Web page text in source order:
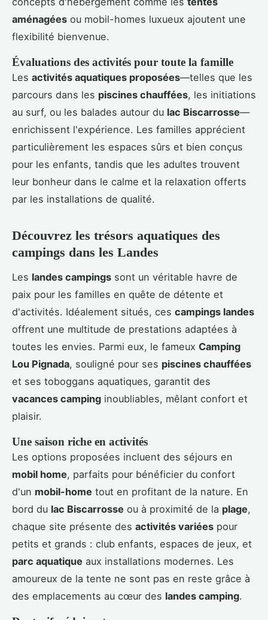
aménagées ou mobil-homes luxueux ajoutent une
flexibilité bienvenue.
Évaluations des activités pour toute la famille
Les activités aquatiques proposées—telles que les
parcours dans les piscines chauffées, les initiations
au surf, ou les balades autour du lac Biscarrosse—
enrichissent l'expérience. Les familles apprécient
particulièrement les espaces sûrs et bien conçus
pour les enfants, tandis que les adultes trouvent
leur bonheur dans le calme et la relaxation offerts
par les installations de qualité.
Découvrez les trésors aquatiques des
campings dans les Landes
Les landes campings sont un véritable havre de
paix pour les familles en quête de détente et
d'activités. Idéalement situés, ces campings landes
offrent une multitude de prestations adaptées à
toutes les envies. Parmi eux, le fameux Camping
Lou Pignada, souligné pour ses piscines chauffées
et ses toboggans aquatiques, garantit des
vacances camping inoubliables, mêlant confort et
plaisir.
Une saison riche en activités
Les options proposées incluent des séjours en
mobil home, parfaits pour bénéficier du confort
d'un mobil-home tout en profitant de la nature. En
bord du lac Biscarrosse ou à proximité de la plage,
chaque site présente des activités variées pour
petits et grands : club enfants, espaces de jeux, et
parc aquatique aux installations modernes. Les
amoureux de la tente ne sont pas en reste grâce à
des emplacements au cœur des landes camping.